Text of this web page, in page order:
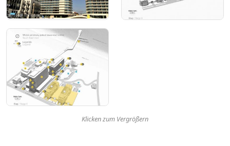
Klicken zum Vergrößern